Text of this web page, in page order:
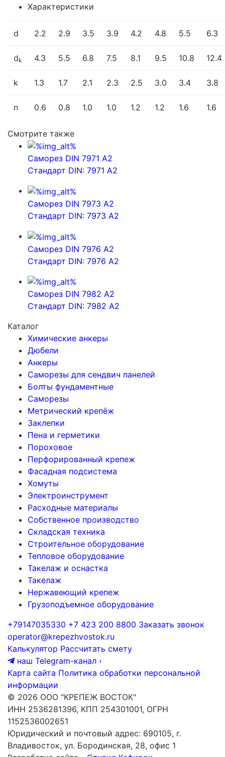
Характеристики
d 2.2 2.9 3.5 3.9 4.2 4.8 5.5 6.3
dk 4.3 5.5 6.8 7.5 8.1 9.5 10.8 12.4
k 1.3 1.7 2.1 2.3 2.5 3.0 3.4 3.8
n 0.6 0.8 1.0 1.0 1.2 1.2 1.6 1.6
Смотрите также
Саморез DIN 7971 A2
Стандарт DIN: 7971 A2
Саморез DIN 7973 A2
Стандарт DIN: 7973 A2
Саморез DIN 7976 A2
Стандарт DIN: 7976 A2
Саморез DIN 7982 A2
Стандарт DIN: 7982 A2
Каталог
Химические анкеры
Дюбели
Анкеры
Саморезы для сендвич панелей
Болты фундаментные
Саморезы
Метрический крепёж
Заклепки
Пена и герметики
Пороховое
Перфорированный крепеж
Фасадная подсистема
Хомуты
Электроинструмент
Расходные материалы
Собственное производство
Складская техника
Строительное оборудование
Тепловое оборудование
Такелаж и оснастка
Такелаж
Нержавеющий крепеж
Грузоподъемное оборудование
+79147035330 +7 423 200 8800 Заказать звонок
operator@krepezhvostok.ru
Калькулятор Рассчитать смету
наш Telegram-канал ›
Карта сайта Политика обработки персональной
информации
© 2026 ООО "КРЕПЕЖ ВОСТОК"
ИНН 2536281396, КПП 254301001, ОГРН
1152536002651
Юридический и почтовый адрес: 690105, г.
Владивосток, ул. Бородинская, 28, офис 1